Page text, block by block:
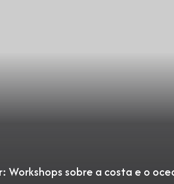
Workshops sobre a costa e o